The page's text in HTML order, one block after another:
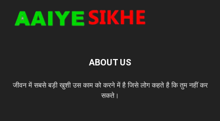
ABOUT US
जीवन में सबसे बड़ी खुशी उस काम को करने में है जिसे लोग कहते है कि तुम नहीं कर
सकते।